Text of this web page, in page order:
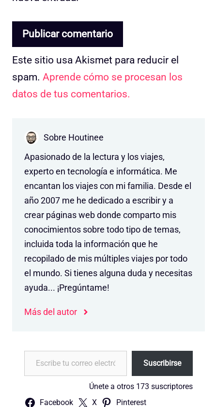
Este sitio usa Akismet para reducir el
spam. Aprende cómo se procesan los
datos de tus comentarios.
Sobre Houtinee
Apasionado de la lectura y los viajes,
experto en tecnología e informática. Me
encantan los viajes con mi familia. Desde el
año 2007 me he dedicado a escribir y a
crear páginas web donde comparto mis
conocimientos sobre todo tipo de temas,
incluida toda la información que he
recopilado de mis múltiples viajes por todo
el mundo. Si tienes alguna duda y necesitas
ayuda... ¡Pregúntame!
Más del autor
Escribe tu correo electrónico…
Suscribirse
Únete a otros 173 suscriptores
Facebook X Pinterest